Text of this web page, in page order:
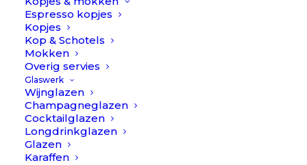
Espresso kopjes
Kopjes
Kop & Schotels
Mokken
Overig servies
Glaswerk
Wijnglazen
Champagneglazen
Cocktailglazen
Longdrinkglazen
Glazen
Karaffen
Afwassen met een warm sopje – niet
vaatwasserbestendig.
Bestekhouder
Cutipol
aantal
TOEVOEGEN AAN WINKELWAGEN